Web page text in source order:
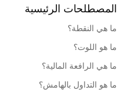
المصطلحات الرئيسية
ما هي النقطة؟
ما هو اللوت؟
ما هي الرافعة المالية؟
ما هو التداول بالهامش؟